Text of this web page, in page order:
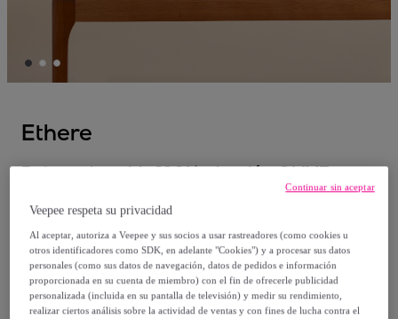
Ethere
Bajera ajustable 100% algodón OLIVE
Desde
14,99 €
39,00 €
-61%
Veepee respeta su privacidad
Al aceptar, autoriza a Veepee y sus socios a usar rastreadores (como cookies u
otros identificadores como SDK, en adelante "Cookies") y a procesar sus datos
personales (como sus datos de navegación, datos de pedidos e información
proporcionada en su cuenta de miembro) con el fin de ofrecerle publicidad
personalizada (incluida en su pantalla de televisión) y medir su rendimiento,
realizar ciertos análisis sobre la actividad de ventas y con fines de lucha contra el
Continuar sin aceptar